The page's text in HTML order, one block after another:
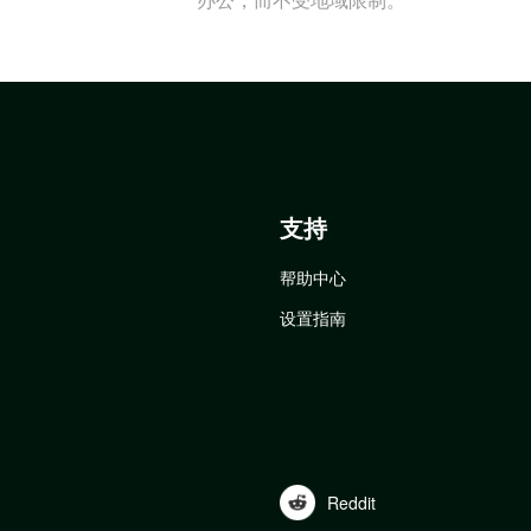
支持
帮助中心
设置指南
Reddit